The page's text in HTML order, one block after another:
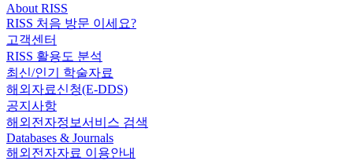
About RISS
RISS 처음 방문 이세요?
고객센터
RISS 활용도 분석
최신/인기 학술자료
해외자료신청(E-DDS)
공지사항
해외전자정보서비스 검색
Databases & Journals
해외전자자료 이용안내